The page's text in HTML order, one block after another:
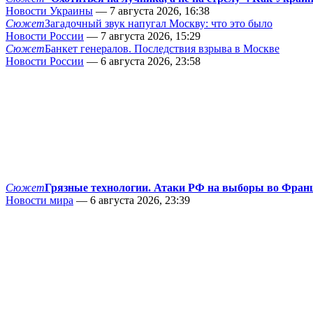
Новости Украины — 7 августа 2026, 16:38
СюжетЗагадочный звук напугал Москву: что это было
Новости России — 7 августа 2026, 15:29
СюжетБанкет генералов. Последствия взрыва в Москве
Новости России — 6 августа 2026, 23:58
СюжетГрязные технологии. Атаки РФ на выборы во
Новости мира — 6 августа 2026, 23:39